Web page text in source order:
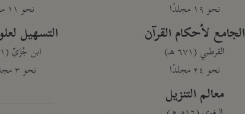
نحو ١٩ مجلدًا
الجامع لأحكام القرآن
القرطبي (٦٧١ هـ)
نحو ٢٤ مجلدًا
معالم التنزيل
نحو ١١ مجلدًا
التسهيل
ابن جُزَيّ (٧٤١ هـ)
نحو ٣ مجلدات